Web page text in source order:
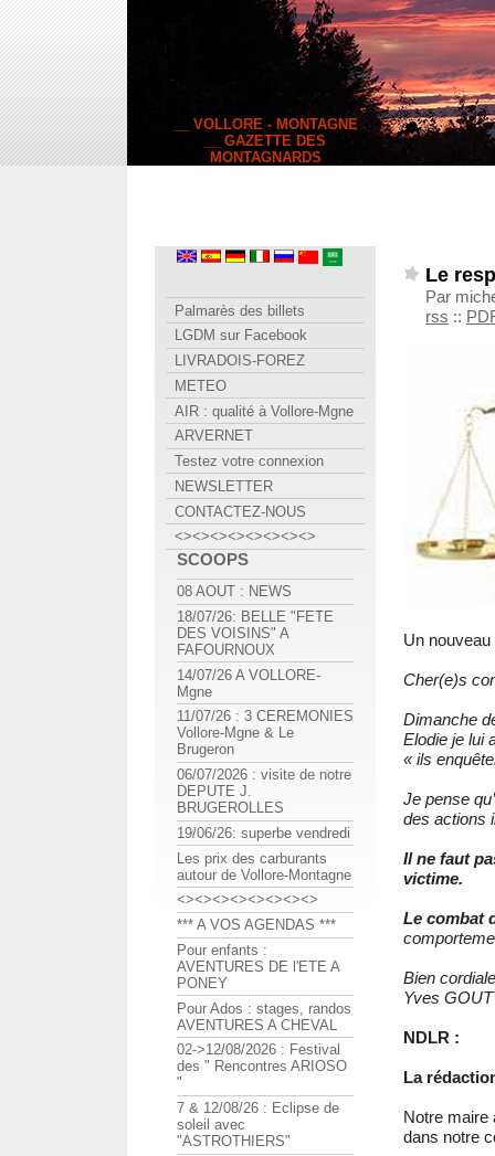
__ VOLLORE - MONTAGNE
__ GAZETTE DES
MONTAGNARDS
Le
Par
rss ::
Un
Cher(e)s
Dimanche
Elodie je lui
« ils
Je pense
des actions
Il ne faut
victime.
Le combat
Bien
Yves
NDLR :
La
Notre maire
dans notre
Palmarès des billets
LGDM sur Facebook
LIVRADOIS-FOREZ
METEO
AIR : qualité à Vollore-Mgne
ARVERNET
Testez votre connexion
NEWSLETTER
CONTACTEZ-NOUS
<><><><><><><><>
SCOOPS
08 AOUT : NEWS
18/07/26: BELLE "FETE
DES VOISINS" A
FAFOURNOUX
14/07/26 A VOLLORE-
Mgne
11/07/26 : 3 CEREMONIES
Vollore-Mgne & Le
Brugeron
06/07/2026 : visite de notre
DEPUTE J.
BRUGEROLLES
19/06/26: superbe vendredi
Les prix des carburants
autour de Vollore-Montagne
<><><><><><><><>
*** A VOS AGENDAS ***
Pour enfants :
AVENTURES DE l'ETE A
PONEY
Pour Ados : stages, randos
AVENTURES A CHEVAL
02->12/08/2026 : Festival
des " Rencontres ARIOSO
"
7 & 12/08/26 : Eclipse de
soleil avec
"ASTROTHIERS"